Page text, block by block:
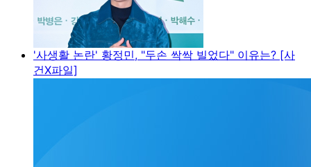
'사생활 논란' 황정민, "두손 싹싹 빌었다" 이유는? [사
건X파일]